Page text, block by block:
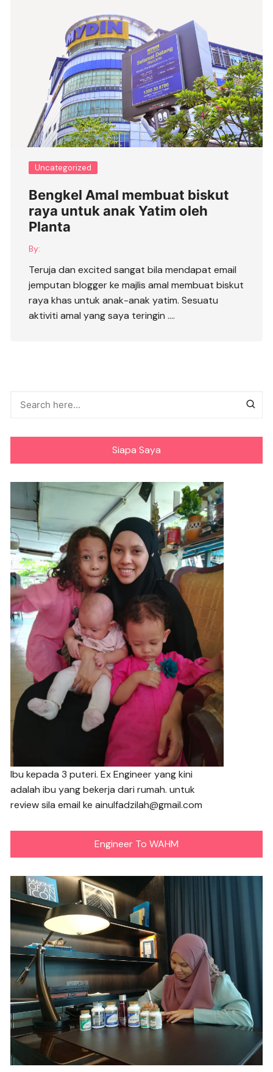
Uncategorized
Bengkel Amal membuat biskut
raya untuk anak Yatim oleh
Planta
By:
Teruja dan excited sangat bila mendapat email
jemputan blogger ke majlis amal membuat biskut
raya khas untuk anak-anak yatim. Sesuatu
aktiviti amal yang saya teringin ….
Siapa Saya
Ibu kepada 3 puteri. Ex Engineer yang kini
adalah ibu yang bekerja dari rumah. untuk
review sila email ke ainulfadzilah@gmail.com
Engineer To WAHM